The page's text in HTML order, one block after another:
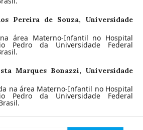
Pereira de Souza, Universidade
área Materno-Infantil no Hospital
Pedro da Universidade Federal
Marques Bonazzi, Universidade
na área Materno-Infantil no Hospital
Pedro da Universidade Federal